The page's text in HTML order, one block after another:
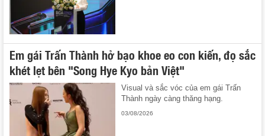
Em gái Trấn Thành hở bạo khoe eo con kiến, đọ sắc
khét lẹt bên "Song Hye Kyo bản Việt"
Visual và sắc vóc của em gái Trấn
Thành ngày càng thăng hạng.
03/08/2026